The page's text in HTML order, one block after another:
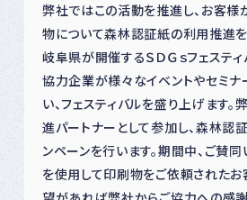
弊社ではこの活動を推進し、お客様
物について森林認証紙の利用推進を
岐阜県が開催するＳＤＧｓフェステ
協力企業が様々なイベントやセミナ
い、フェスティバルを盛り上げます。
進パートナーとして参加し、森林認
ンペーンを行います。期間中、ご賛
を使用して印刷物をご依頼されたお